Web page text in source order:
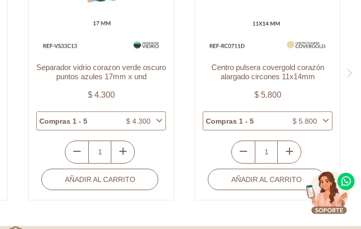
Centro pulsera covergold corazón
alargado circones 11x14mm
$5.800
Compras 1 - 5 $5.800
pulsera
covergold
AÑADIR AL CARRITO
Medalla covergold cuadrada virgen
guadalupe circón blanco 14.5x11mm x
$6.500
Compras 1 - 5 $6.500
Medalla
covergold
cuadrada
virgen
circón
AÑADIR AL CARRITO